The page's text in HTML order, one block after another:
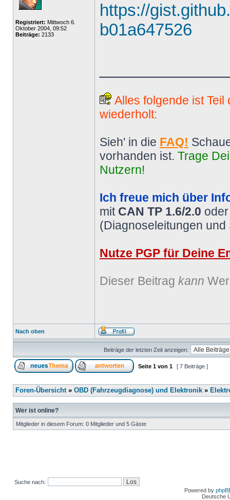
Registriert: Mittwoch 6.
Oktober 2004, 09:52
Beiträge: 2133
https://
b01a647526
Alles folgende ist
wiederholt:
Sieh' in die FAQ!
vorhanden ist. Trage
Nutzern!
Ich freue mich über
mit CAN TP 1.6/2.0
(Diagnoseleitungen
Nutze PGP für Deine
Dieser Beitrag kann
Nach oben
Beiträge der letzten Zeit anzeigen:
Seite 1 von 1 [ 7 Beiträge ]
Foren-Übersicht» OBD (Fahrzeugdiagnose) und Elektronik »
Wer ist online?
Mitglieder in diesem Forum: 0 Mitglieder und 5 Gäste
Suche nach:
Powered by
Deutsche